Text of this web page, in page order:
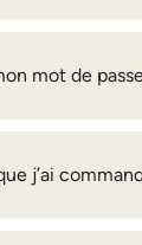
mot de
j’ai